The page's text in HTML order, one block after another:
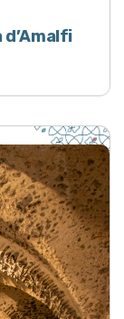
d’Amalfi